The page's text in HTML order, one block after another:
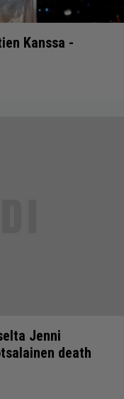
Kanssa -
Jenni
death